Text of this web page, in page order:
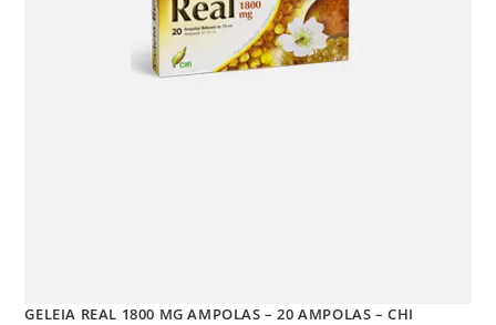
GELEIA REAL 1800 MG AMPOLAS – 20 AMPOLAS – CHI